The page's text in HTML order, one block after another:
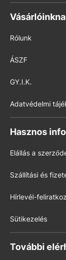
Rólunk
ÁSZF
GY.I.K.
Adatvédelmi
Hasznos
Elállás a
Szállítási és
Hírlevél-
Sütikezelés
További